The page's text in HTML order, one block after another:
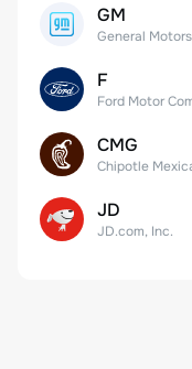
GM
F
CMG
JD
JD.com, Inc.